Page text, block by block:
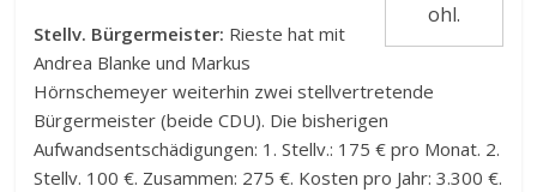
ohl.
Stellv. Bürgermeister: Rieste hat mit
Andrea Blanke und Markus
Hörnschemeyer weiterhin zwei stellvertretende
Bürgermeister (beide CDU). Die bisherigen
Aufwandsentschädigungen: 1. Stellv.: 175 € pro Monat. 2.
Stellv. 100 €. Zusammen: 275 €. Kosten pro Jahr: 3.300 €.